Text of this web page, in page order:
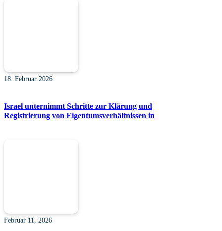
18. Februar 2026
Israel unternimmt Schritte zur Klärung und
Registrierung von Eigentumsverhältnissen in
Februar 11, 2026